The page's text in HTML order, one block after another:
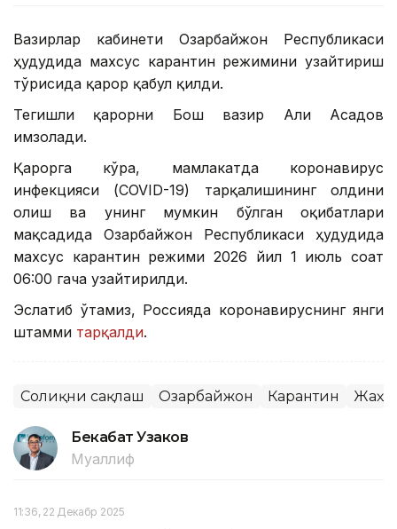
Вазирлар кабинети Озарбайжон Республикаси
ҳудудида махсус карантин режимини узайтириш
тўғрисида қарор қабул қилди.
Тегишли қарорни Бош вазир Али Асадов
имзолади.
Қарорга кўра, мамлакатда коронавирус
инфекцияси (COVID-19) тарқалишининг олдини
олиш ва унинг мумкин бўлган оқибатлари
мақсадида Озарбайжон Республикаси ҳудудида
махсус карантин режими 2026 йил 1 июль соат
06:00 гача узайтирилди.
Эслатиб ўтамиз, Россияда коронавируснинг янги
штамми тарқалди.
Соғлиқни сақлаш Озарбайжон Карантин
Бекабат Узаков
Муаллиф
11:36, 22 Декабр 2025